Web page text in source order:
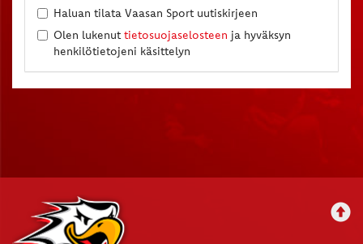
Haluan tilata Vaasan Sport uutiskirjeen
Olen lukenuttietosuojaselosteen ja hyväksyn
henkilötietojeni käsittelyn